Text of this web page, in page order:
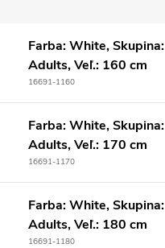
Farba: White, Skupina:
Adults, Veľ.: 160 cm
16691-1160
Farba: White, Skupina:
Adults, Veľ.: 170 cm
16691-1170
Farba: White, Skupina:
Adults, Veľ.: 180 cm
16691-1180